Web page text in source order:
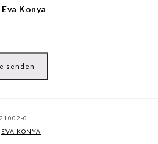
Eva Konya
senden
0
EVA KONYA